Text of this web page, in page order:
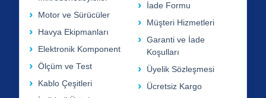
Motor ve Sürücüler
Havya Ekipmanları
Elektronik Komponent
Ölçüm ve Test
Kablo Çeşitleri
İade Formu
Müşteri Hizmetleri
Garanti ve İade
Koşulları
Üyelik Sözleşmesi
Ücretsiz Kargo